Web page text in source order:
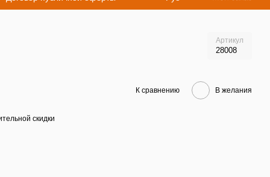
Артикул
28008
К сравнению В желания
скидки